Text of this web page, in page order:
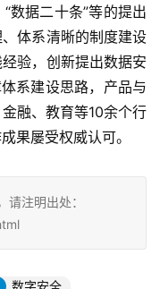
数据二十条”等的提出
体系清晰的制度建设
验，创新提出数据安
系建设思路，产品与
融、教育等10余个行
果屡受权威认可。
注明出处：
数字安全